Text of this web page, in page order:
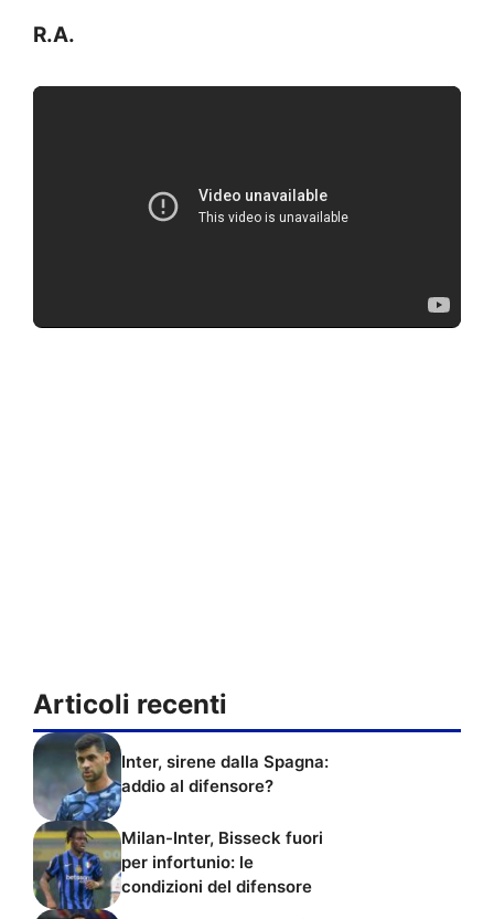
R.A.
Articoli recenti
Inter, sirene dalla Spagna:
addio al difensore?
Milan-Inter, Bisseck fuori
per infortunio: le
condizioni del difensore